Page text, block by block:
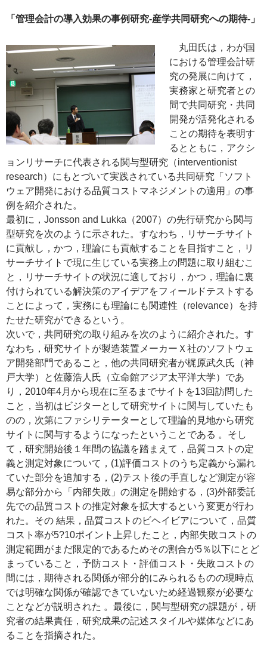
「管理会計の導入効果の事例研究-産学共同研究への期待-」
丸田氏は，わが国
における管理会計研
究の発展に向けて，
実務家と研究者との
間で共同研究・共同
開発が活発化される
ことの期待を表明す
るとともに，アクシ
ョンリサーチに代表される関与型研究（interventionist
research）にもとづいて実践されている共同研究「ソフト
ウェア開発における品質コストマネジメントの適用」の事
例を紹介された。
最初に，Jonsson and Lukka（2007）の先行研究から関与
型研究を次のように示された。すなわち，リサーチサイト
に貢献し，かつ，理論にも貢献することを目指すこと，リ
サーチサイトで現に生じている実務上の問題に取り組むこ
と，リサーチサイトの状況に適しており，かつ，理論に裏
付けられている解決策のアイデアをフィールドテストする
ことによって，実務にも理論にも関連性（relevance）を持
たせた研究ができるという。
次いで，共同研究の取り組みを次のように紹介された。す
なわち，研究サイトが製造装置メーカーＸ社のソフトウェ
ア開発部門であること，他の共同研究者が梶原武久氏（神
戸大学）と佐藤浩人氏（立命館アジア太平洋大学）であ
り，2010年4月から現在に至るまでサイトを13回訪問した
こと，当初はビジターとして研究サイトに関与していたも
のの，次第にファシリテーターとして理論的見地から研究
サイトに関与するようになったということである 。そし
て，研究開始後１年間の協議を踏まえて，品質コストの定
義と測定対象について，(1)評価コストのうち定義から漏れ
ていた部分を追加する，(2)テスト後の手直しなど測定が容
易な部分から「内部失敗」の測定を開始する，(3)外部委託
先での品質コストの推定対象を拡大するという変更が行わ
れた。その 結果，品質コストのビヘイビアについて，品質
コスト率が5?10ポイント上昇したこと，内部失敗コストの
測定範囲がまだ限定的であるためその割合が5％以下にとど
まっていること，予防コスト・評価コスト・失敗コストの
間には，期待される関係が部分的にみられるものの現時点
では明確な関係が確認できていないため経過観察が必要な
ことなどが説明された 。最後に，関与型研究の課題が，研
究者の結果責任，研究成果の記述スタイルや媒体などにあ
ることを指摘された。